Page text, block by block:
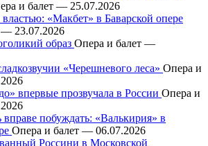
и балет — 25.07.2026
«Макбет» в Баварской опере
— 23.07.2026
образ Опера и балет —
«Черешневого леса» Опера и
впервые прозвучала в России Опера и
побуждать: «Валькирия» в
Опера и балет — 06.07.2026
Россини в Московской